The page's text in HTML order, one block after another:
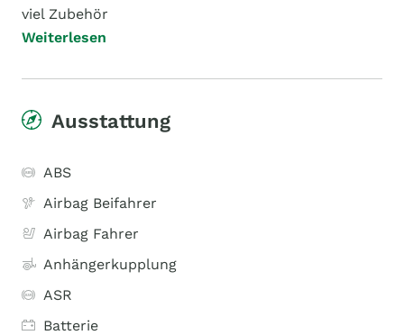
viel Zubehör
Weiterlesen
Ausstattung
ABS
Airbag Beifahrer
Airbag Fahrer
Anhängerkupplung
ASR
Batterie